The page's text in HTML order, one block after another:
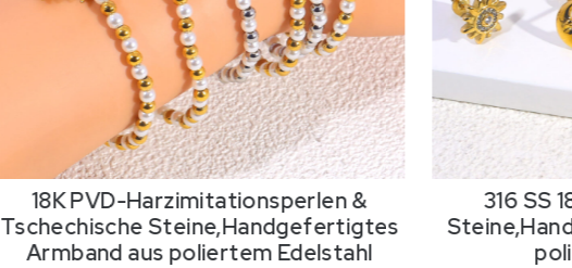
18K PVD-Harzimitationsperlen &
Tschechische Steine,Handgefertigtes
Armband aus poliertem Edelstahl
316 SS